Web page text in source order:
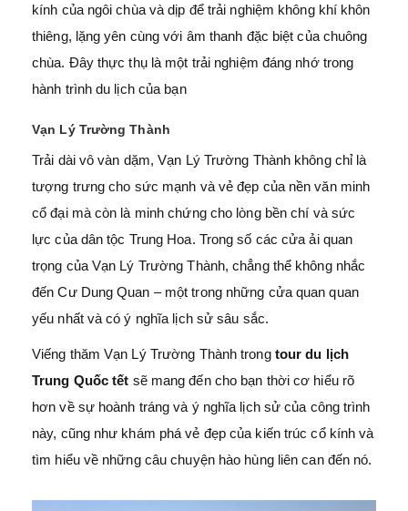
kính của ngôi chùa và dịp để trải nghiệm không khí khôn
thiêng, lặng yên cùng với âm thanh đặc biệt của chuông
chùa. Đây thực thụ là một trải nghiệm đáng nhớ trong
hành trình du lịch của bạn
Vạn Lý Trường Thành
Trải dài vô vàn dặm, Vạn Lý Trường Thành không chỉ là
tượng trưng cho sức mạnh và vẻ đẹp của nền văn minh
cổ đại mà còn là minh chứng cho lòng bền chí và sức
lực của dân tộc Trung Hoa. Trong số các cửa ải quan
trọng của Vạn Lý Trường Thành, chẳng thể không nhắc
đến Cư Dung Quan – một trong những cửa quan quan
yếu nhất và có ý nghĩa lịch sử sâu sắc.
Viếng thăm Vạn Lý Trường Thành trong tour du lịch
Trung Quốc tết sẽ mang đến cho bạn thời cơ hiểu rõ
hơn về sự hoành tráng và ý nghĩa lịch sử của công trình
này, cũng như khám phá vẻ đẹp của kiến trúc cổ kính và
tìm hiểu về những câu chuyện hào hùng liên can đến nó.